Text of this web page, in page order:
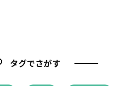
タグでさがす